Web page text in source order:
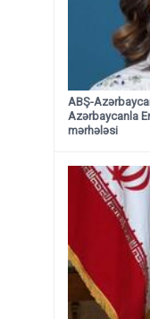
ABŞ-
Azərbaycanla
mərhələsi